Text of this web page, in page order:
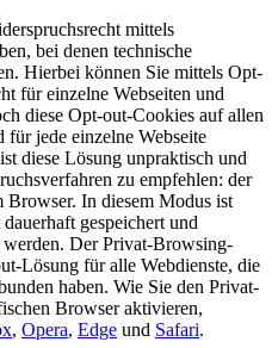
mittels
bei denen technische
Hierbei können Sie mittels Opt-
für einzelne Webseiten und
diese Opt-out-Cookies auf allen
für jede einzelne Webseite
diese Lösung unpraktisch und
zu empfehlen: der
In diesem Modus ist
gespeichert und
Der Privat-Browsing-
Lösung für alle Webdienste, die
haben. Wie Sie den Privat-
Browser aktivieren,
, Opera, Edge und Safari.